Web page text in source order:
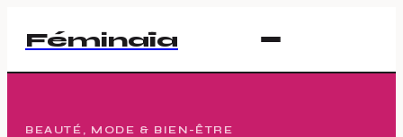
Féminaïa
BEAUTÉ, MODE & BIEN-ÊTRE